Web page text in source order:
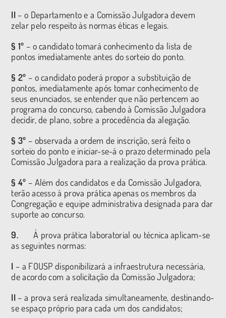
II – o Departamento e a Comissão Julgadora devem
zelar pelo respeito às normas éticas e legais.
§ 1º – o candidato tomará conhecimento da lista de
pontos imediatamente antes do sorteio do ponto.
§ 2º – o candidato poderá propor a substituição de
pontos, imediatamente após tomar conhecimento de
seus enunciados, se entender que não pertencem ao
programa do concurso, cabendo à Comissão Julgadora
decidir, de plano, sobre a procedência da alegação.
§ 3º – observada a ordem de inscrição, será feito o
sorteio do ponto e iniciar-se-á o prazo determinado pela
Comissão Julgadora para a realização da prova prática.
§ 4º – Além dos candidatos e da Comissão Julgadora,
terão acesso à prova prática apenas os membros da
Congregação e equipe administrativa designada para dar
suporte ao concurso.
9.À prova prática laboratorial ou técnica aplicam-se
as seguintes normas:
I – a FOUSP disponibilizará a infraestrutura necessária,
de acordo com a solicitação da Comissão Julgadora;
II – a prova será realizada simultaneamente, destinando-
se espaço próprio para cada um dos candidatos;